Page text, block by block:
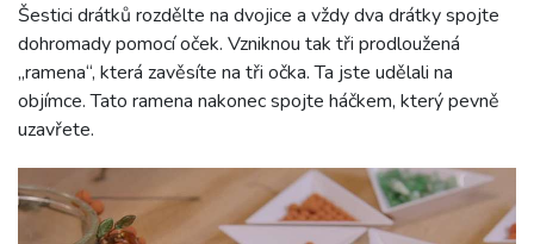
Šestici drátků rozdělte na dvojice a vždy dva drátky spojte
dohromady pomocí oček. Vzniknou tak tři prodloužená
„ramena“, která zavěsíte na tři očka. Ta jste udělali na
objímce. Tato ramena nakonec spojte háčkem, který pevně
uzavřete.